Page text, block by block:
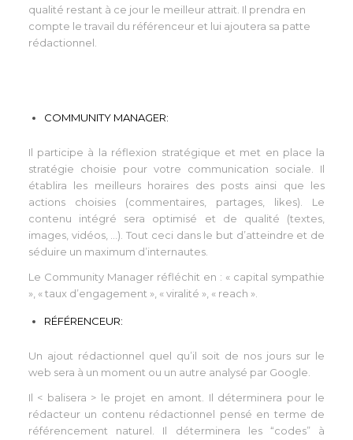
qualité restant à ce jour le meilleur attrait. Il prendra en
compte le travail du référenceur et lui ajoutera sa patte
rédactionnel.
COMMUNITY MANAGER:
Il participe à la réflexion stratégique et met en place la
stratégie choisie pour votre communication sociale. Il
établira les meilleurs horaires des posts ainsi que les
actions choisies (commentaires, partages, likes). Le
contenu intégré sera optimisé et de qualité (textes,
images, vidéos, …). Tout ceci dans le but d’atteindre et de
séduire un maximum d’internautes.
Le Community Manager réfléchit en : « capital sympathie
», « taux d’engagement », « viralité », « reach ».
RÉFÉRENCEUR:
Un ajout rédactionnel quel qu’il soit de nos jours sur le
web sera à un moment ou un autre analysé par Google.
Il < balisera > le projet en amont. Il déterminera pour le
rédacteur un contenu rédactionnel pensé en terme de
référencement naturel. Il déterminera les “codes” à